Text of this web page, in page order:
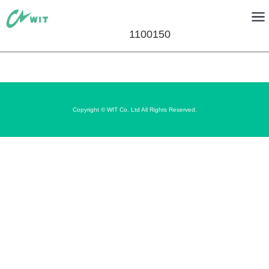
1100150
Copyright © WIT Co. Ltd All Rights Reserved.